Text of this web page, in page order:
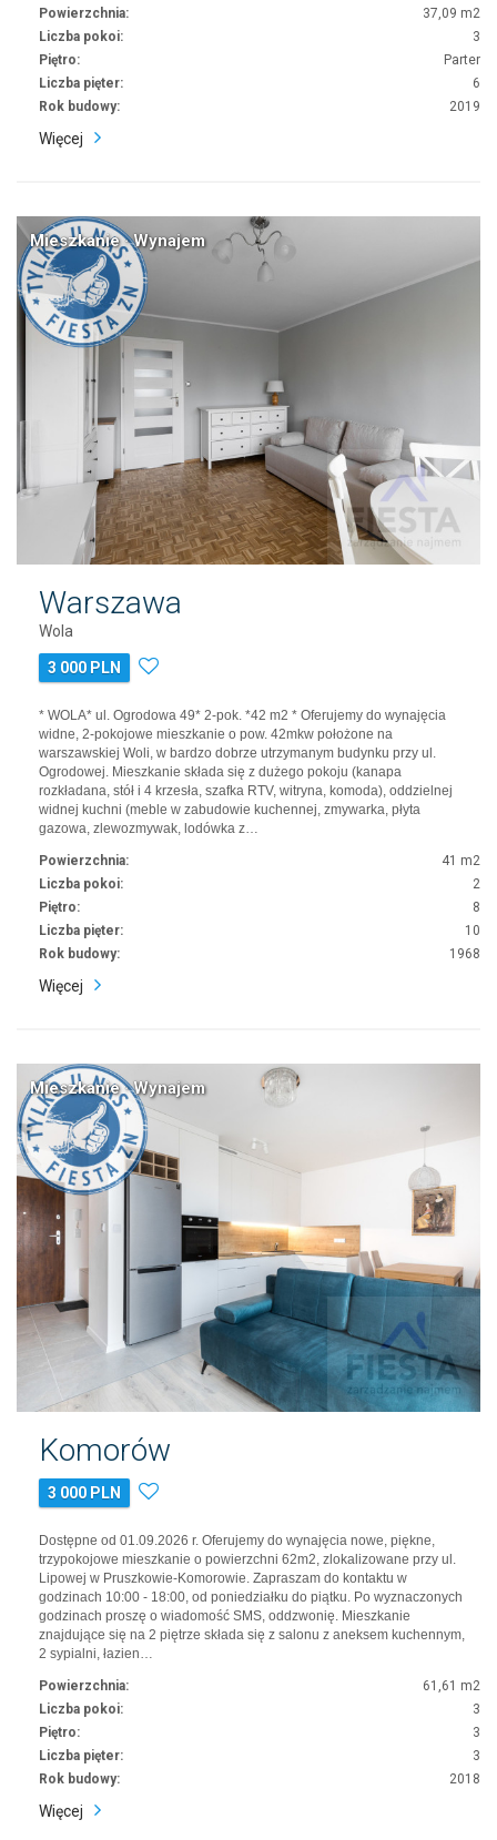
Powierzchnia:
37,09 m2
Liczba pokoi:
3
Piętro:
Parter
Liczba pięter:
6
Rok budowy:
2019
Więcej
Mieszkanie · Wynajem
Warszawa
Wola
3 000 PLN
* WOLA* ul. Ogrodowa 49* 2-pok. *42 m2 * Oferujemy do wynajęcia
widne, 2-pokojowe mieszkanie o pow. 42mkw położone na
warszawskiej Woli, w bardzo dobrze utrzymanym budynku przy ul.
Ogrodowej. Mieszkanie składa się z dużego pokoju (kanapa
rozkładana, stół i 4 krzesła, szafka RTV, witryna, komoda), oddzielnej
widnej kuchni (meble w zabudowie kuchennej, zmywarka, płyta
gazowa, zlewozmywak, lodówka z…
Powierzchnia:
41 m2
Liczba pokoi:
2
Piętro:
8
Liczba pięter:
10
Rok budowy:
1968
Więcej
Mieszkanie · Wynajem
Komorów
3 000 PLN
Dostępne od 01.09.2026 r. Oferujemy do wynajęcia nowe, piękne,
trzypokojowe mieszkanie o powierzchni 62m2, zlokalizowane przy ul.
Lipowej w Pruszkowie-Komorowie. Zapraszam do kontaktu w
godzinach 10:00 - 18:00, od poniedziałku do piątku. Po wyznaczonych
godzinach proszę o wiadomość SMS, oddzwonię. Mieszkanie
znajdujące się na 2 piętrze składa się z salonu z aneksem kuchennym,
2 sypialni, łazien…
Powierzchnia:
61,61 m2
Liczba pokoi:
3
Piętro:
3
Liczba pięter:
3
Rok budowy:
2018
Więcej